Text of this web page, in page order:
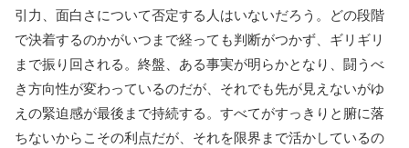
引力、面白さについて否定する人はいないだろう。どの段階
で決着するのかがいつまで経っても判断がつかず、ギリギリ
まで振り回される。終盤、ある事実が明らかとなり、闘うべ
き方向性が変わっているのだが、それでも先が見えないがゆ
えの緊迫感が最後まで持続する。すべてがすっきりと腑に落
ちないからこその利点だが、それを限界まで活かしているの